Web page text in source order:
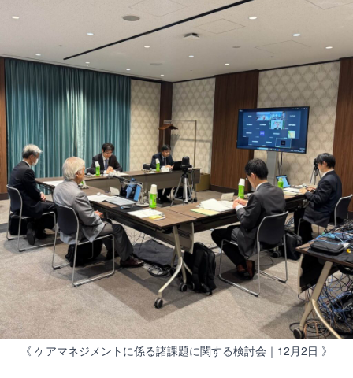
《 ケアマネジメントに係る諸課題に関する検討会｜12月2日 》